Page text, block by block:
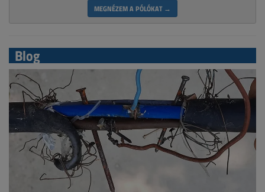
MEGNÉZEM A PÓLÓKAT →
Blog